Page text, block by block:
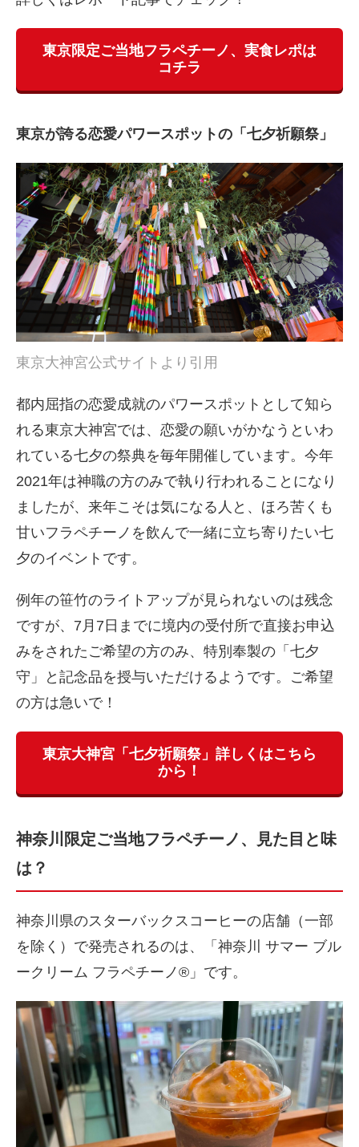
東京限定ご当地フラペチーノ、実食レポは
コチラ
東京が誇る恋愛パワースポットの「七夕祈願祭」
東京大神宮公式サイトより引用
都内屈指の恋愛成就のパワースポットとして知ら
れる東京大神宮では、恋愛の願いがかなうといわ
れている七夕の祭典を毎年開催しています。今年
2021年は神職の方のみで執り行われることになり
ましたが、来年こそは気になる人と、ほろ苦くも
甘いフラペチーノを飲んで一緒に立ち寄りたい七
夕のイベントです。
例年の笹竹のライトアップが見られないのは残念
ですが、7月7日までに境内の受付所で直接お申込
みをされたご希望の方のみ、特別奉製の「七夕
守」と記念品を授与いただけるようです。ご希望
の方は急いで！
東京大神宮「七夕祈願祭」詳しくはこちら
から！
神奈川限定ご当地フラペチーノ、見た目と味
は？
神奈川県のスターバックスコーヒーの店舗（一部
を除く）で発売されるのは、「神奈川 サマー ブル
ークリーム フラペチーノ®」です。